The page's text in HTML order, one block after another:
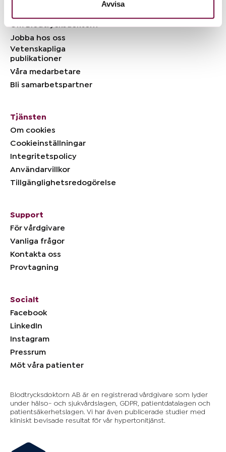
Avvisa
Jobba hos oss
Vetenskapliga
publikationer
Våra medarbetare
Bli samarbetspartner
Tjänsten
Om cookies
Cookieinställningar
Integritetspolicy
Användarvillkor
Tillgänglighetsredogörelse
Support
För vårdgivare
Vanliga frågor
Kontakta oss
Provtagning
Socialt
Facebook
LinkedIn
Instagram
Pressrum
Möt våra patienter
Blodtrycksdoktorn AB är en registrerad vårdgivare som lyder
under hälso- och sjukvårdslagen, GDPR, patientdatalagen och
patientsäkerhetslagen. Vi har även publicerade studier med
kliniskt bevisade resultat för vår hypertonitjänst.